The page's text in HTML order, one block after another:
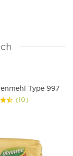
Type 997
(10)